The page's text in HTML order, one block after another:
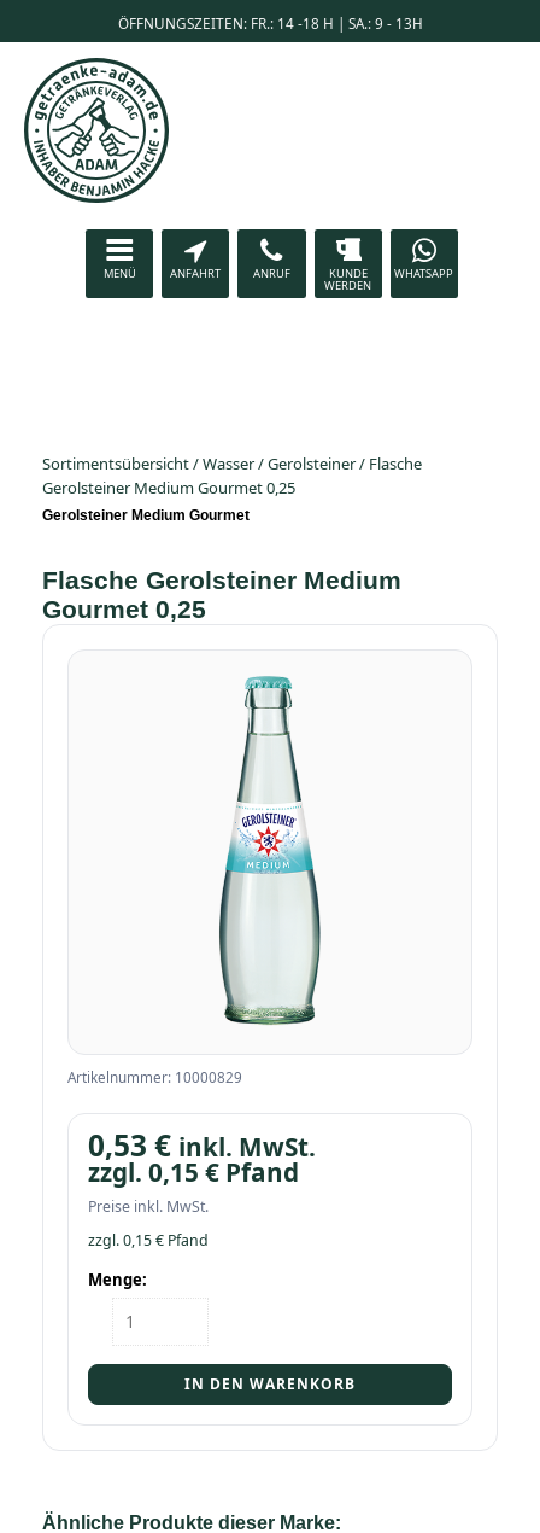
ÖFFNUNGSZEITEN: FR.: 14 -18 H | SA.: 9 - 13H
MENÜ ANFAHRT ANRUF KUNDE
WERDEN
WHATSAPP
Sortimentsübersicht/Wasser/Gerolsteiner/ Flasche
Gerolsteiner Medium Gourmet 0,25
Gerolsteiner Medium Gourmet
Flasche Gerolsteiner Medium
Gourmet 0,25
Artikelnummer: 10000829
0,53 € inkl. MwSt.
zzgl. 0,15 € Pfand
Preise inkl. MwSt.
zzgl.0,15€ Pfand
Menge:
Flasche
Gerolsteiner
0,25
Menge
IN DEN WARENKORB
Ähnliche Produkte dieser Marke: